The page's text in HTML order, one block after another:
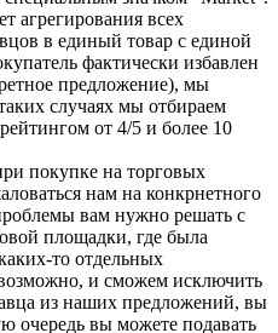
агрегирования всех
в единый товар с единой
фактически избавлен
предложение), мы
случаях мы отбираем
от 4/5 и более 10
покупке на торговых
нам на конкрнетного
вам нужно решать с
площадки, где была
то отдельных
и сможем исключить
из наших предложений, вы
очередь вы можете подавать